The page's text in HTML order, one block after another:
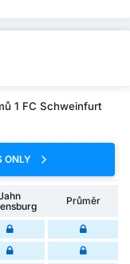
1 FC Schweinfurt
ONLY
Průměr